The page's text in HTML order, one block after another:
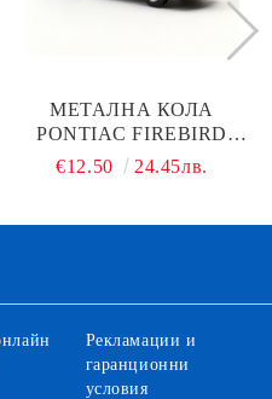
МЕТАЛНА КОЛА
PONTIAC FIREBIRD
ARGENT NOREV 1:43 -
€12.50 24.45лв.
Рекламации и
гаранционни
условия